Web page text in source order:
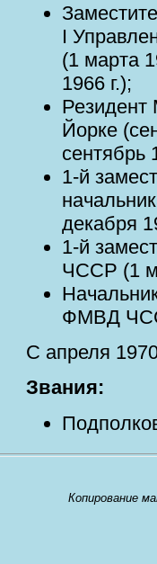
I
(1 марта
1966 г.);
Йорке
сентябрь
1-й
декабря
1-й
ЧССР (1
ФМВД
С апреля
Звания:
Копирование